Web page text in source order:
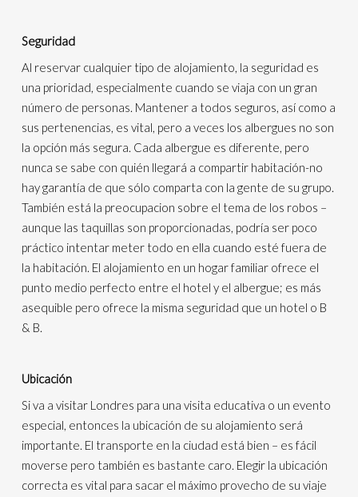
Seguridad
Al reservar cualquier tipo de alojamiento, la seguridad es
una prioridad, especialmente cuando se viaja con un gran
número de personas. Mantener a todos seguros, así como a
sus pertenencias, es vital, pero a veces los albergues no son
la opción más segura. Cada albergue es diferente, pero
nunca se sabe con quién llegará a compartir habitación-no
hay garantía de que sólo comparta con la gente de su grupo.
También está la preocupacion sobre el tema de los robos –
aunque las taquillas son proporcionadas, podría ser poco
práctico intentar meter todo en ella cuando esté fuera de
la habitación. El alojamiento en un hogar familiar ofrece el
punto medio perfecto entre el hotel y el albergue; es más
asequible pero ofrece la misma seguridad que un hotel o B
& B.
Ubicación
Si va a visitar Londres para una visita educativa o un evento
especial, entonces la ubicación de su alojamiento será
importante. El transporte en la ciudad está bien – es fácil
moverse pero también es bastante caro. Elegir la ubicación
correcta es vital para sacar el máximo provecho de su viaje